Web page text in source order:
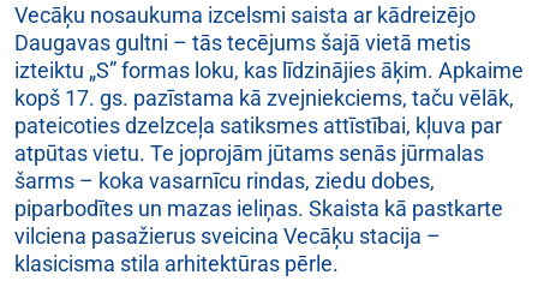
Vecāķu nosaukuma izcelsmi saista ar kādreizējo
Daugavas gultni – tās tecējums šajā vietā metis
izteiktu „S” formas loku, kas līdzinājies āķim. Apkaime
kopš 17. gs. pazīstama kā zvejniekciems, taču vēlāk,
pateicoties dzelzceļa satiksmes attīstībai, kļuva par
atpūtas vietu. Te joprojām jūtams senās jūrmalas
šarms – koka vasarnīcu rindas, ziedu dobes,
piparbodītes un mazas ieliņas. Skaista kā pastkarte
vilciena pasažierus sveicina Vecāķu stacija –
klasicisma stila arhitektūras pērle.